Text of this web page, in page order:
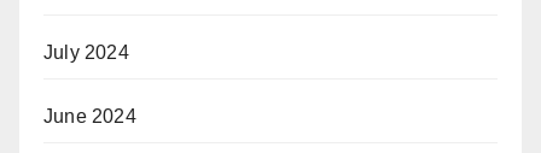
July 2024
June 2024